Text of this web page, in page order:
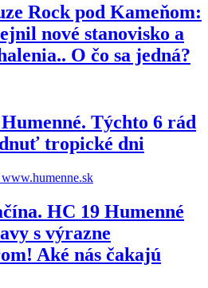
Rock pod Kameňom:
nové stanovisko a
O čo sa jedná?
Týchto 6 rád
tropické dni
HC 19 Humenné
s výrazne
Aké nás čakajú